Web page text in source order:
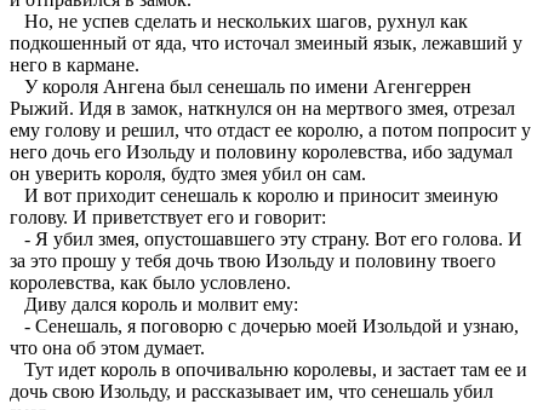
Но, не успев сделать и нескольких шагов, рухнул как
подкошенный от яда, что источал змеиный язык, лежавший у
него в кармане.
У короля Ангена был сенешаль по имени Агенгеррен
Рыжий. Идя в замок, наткнулся он на мертвого змея, отрезал
ему голову и решил, что отдаст ее королю, а потом попросит у
него дочь его Изольду и половину королевства, ибо задумал
он уверить короля, будто змея убил он сам.
И вот приходит сенешаль к королю и приносит змеиную
голову. И приветствует его и говорит:
- Я убил змея, опустошавшего эту страну. Вот его голова. И
за это прошу у тебя дочь твою Изольду и половину твоего
королевства, как было условлено.
Диву дался король и молвит ему:
- Сенешаль, я поговорю с дочерью моей Изольдой и узнаю,
что она об этом думает.
Тут идет король в опочивальню королевы, и застает там ее и
дочь свою Изольду, и рассказывает им, что сенешаль убил